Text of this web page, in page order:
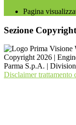
Pagina
Sezione Copyright
Copyright 2026 |
Parma S.p.A. |
Disclaimer trattamento